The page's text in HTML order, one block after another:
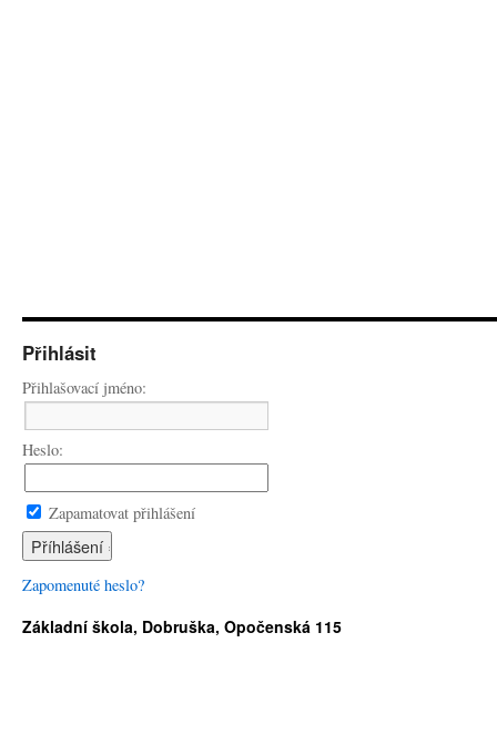
Přihlásit
Přihlašovací jméno:
Heslo:
Zapamatovat přihlášení
Zapomenuté heslo?
Základní škola, Dobruška, Opočenská 115